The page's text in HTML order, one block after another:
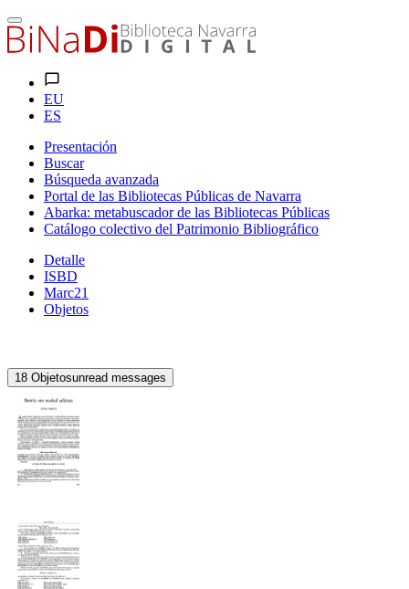
EU
ES
Presentación
Buscar
Búsqueda avanzada
Portal de las Bibliotecas Públicas de Navarra
Abarka: metabuscador de las Bibliotecas Públicas
Catálogo colectivo del Patrimonio Bibliográfico
Detalle
ISBD
Marc21
Objetos
18 Objetosunread messages